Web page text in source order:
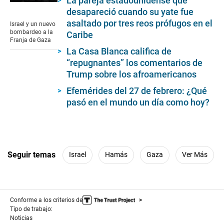
of
1
minute,
Israel y un nuevo
bombardeo a la
Franja de Gaza
desapareció cuando su yate fue
asaltado por tres reos prófugos en el
Caribe
La Casa Blanca califica de
“repugnantes” los comentarios de
Trump sobre los afroamericanos
Efemérides del 27 de febrero: ¿Qué
pasó en el mundo un día como hoy?
Seguir temas Israel Hamás Gaza Ver Más
Conforme a los criterios de
Tipo de trabajo:
Noticias